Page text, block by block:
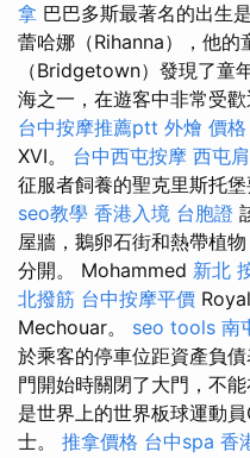
拿 巴巴多斯最著名的出生
蕾哈娜（Rihanna），他的
（Bridgetown）發現了童
海之一，在遊客中非常受
台中按摩推薦ptt 外燴 價格
XVI。 台中西屯按摩 西屯
征服者飼養的聖克里斯托堡
seo教學 香港入境 台胞證
屋牆，鵝卵石街和熱帶植
分開。 Mohammed 新北
北撥筋 台中按摩平價 Royal
Mechouar。 seo tools 南
於乘客的停車位距資產負債
門開始時關閉了大門，不
是世界上的世界板球運動
士。 推拿價格 台中spa 香